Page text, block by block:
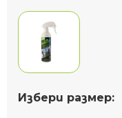
Избери размер: